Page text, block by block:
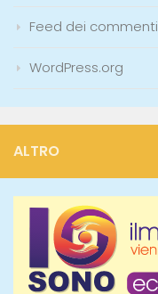
Feed dei commenti
WordPress.org
ALTRO